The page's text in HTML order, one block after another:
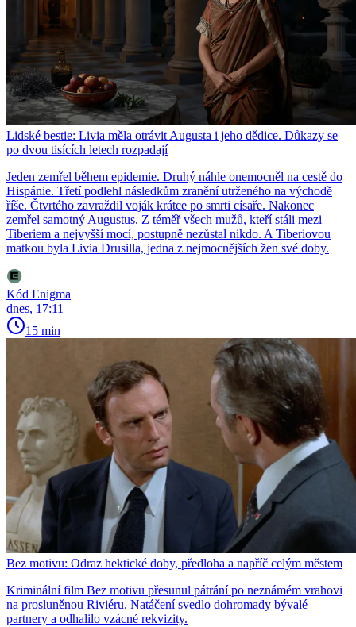
Lidské bestie: Livia měla otrávit Augusta i jeho dědice. Důkazy se
po dvou tisících letech rozpadají
Jeden zemřel během epidemie. Druhý náhle onemocněl na cestě do
Hispánie. Třetí podlehl následkům zranění utrženého na východě
říše. Čtvrtého zavraždil voják krátce po smrti císaře. Nakonec
zemřel samotný Augustus. Z téměř všech mužů, kteří stáli mezi
Tiberiem a nejvyšší mocí, postupně nezůstal nikdo. A Tiberiovou
matkou byla Livia Drusilla, jedna z nejmocnějších žen své doby.
Kód Enigma
dnes, 17:11
15 min
Bez motivu: Odraz hektické doby, předloha a napříč celým městem
Kriminální film Bez motivu přesunul pátrání po neznámém vrahovi
na prosluněnou Riviéru. Natáčení svedlo dohromady bývalé
partnery a odhalilo vzácné rekvizity.